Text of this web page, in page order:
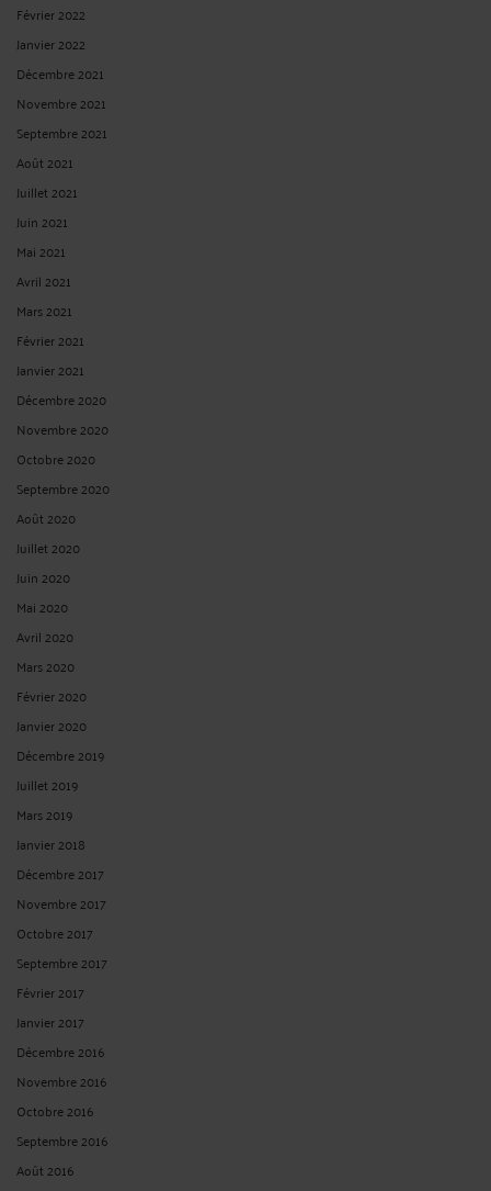
Février 2022
Janvier 2022
Décembre 2021
Novembre 2021
Septembre 2021
Août 2021
Juillet 2021
Juin 2021
Mai 2021
Avril 2021
Mars 2021
Février 2021
Janvier 2021
Décembre 2020
Novembre 2020
Octobre 2020
Septembre 2020
Août 2020
Juillet 2020
Juin 2020
Mai 2020
Avril 2020
Mars 2020
Février 2020
Janvier 2020
Décembre 2019
Juillet 2019
Mars 2019
Janvier 2018
Décembre 2017
Novembre 2017
Octobre 2017
Septembre 2017
Février 2017
Janvier 2017
Décembre 2016
Novembre 2016
Octobre 2016
Septembre 2016
Août 2016